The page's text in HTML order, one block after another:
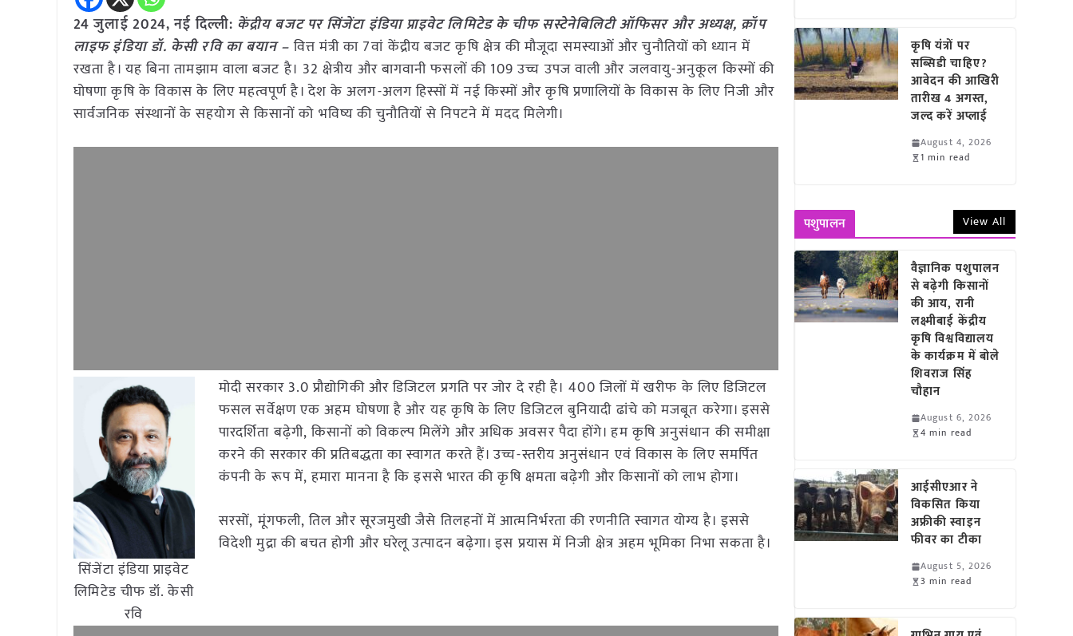
24 जुलाई 2024, नई दिल्ली: केंद्रीय बजट पर सिंजेंटा इंडिया प्राइवेट लिमिटेड के चीफ सस्टेनेबिलिटी ऑफिसर और अध्यक्ष, क्रॉप
लाइफ इंडिया डॉ. केसी रवि का बयान –वित्त मंत्री का 7वां केंद्रीय बजट कृषि क्षेत्र की मौजूदा समस्याओं और चुनौतियों को ध्यान में
रखता है। यह बिना तामझाम वाला बजट है। 32 क्षेत्रीय और बागवानी फसलों की 109 उच्च उपज वाली और जलवायु-अनुकूल किस्मों की
घोषणा कृषि के विकास के लिए महत्वपूर्ण है। देश के अलग-अलग हिस्सों में नई किस्मों और कृषि प्रणालियों के विकास के लिए निजी और
सार्वजनिक संस्थानों के सहयोग से किसानों को भविष्य की चुनौतियों से निपटने में मदद मिलेगी।
सिंजेंटा इंडिया प्राइवेट
लिमिटेड चीफ डॉ. केसी
रवि
मोदी सरकार 3.0 प्रौद्योगिकी और डिजिटल प्रगति पर जोर दे रही है। 400 जिलों में खरीफ के लिए डिजिटल
फसल सर्वेक्षण एक अहम घोषणा है और यह कृषि के लिए डिजिटल बुनियादी ढांचे को मजबूत करेगा। इससे
पारदर्शिता बढ़ेगी, किसानों को विकल्प मिलेंगे और अधिक अवसर पैदा होंगे। हम कृषि अनुसंधान की समीक्षा
करने की सरकार की प्रतिबद्धता का स्वागत करते हैं। उच्च-स्तरीय अनुसंधान एवं विकास के लिए समर्पित
कंपनी के रूप में, हमारा मानना है कि इससे भारत की कृषि क्षमता बढ़ेगी और किसानों को लाभ होगा।
सरसों, मूंगफली, तिल और सूरजमुखी जैसे तिलहनों में आत्मनिर्भरता की रणनीति स्वागत योग्य है। इससे
विदेशी मुद्रा की बचत होगी और घरेलू उत्पादन बढ़ेगा। इस प्रयास में निजी क्षेत्र अहम भूमिका निभा सकता है।
कृषि यंत्रों पर
सब्सिडी चाहिए?
आवेदन की आखिरी
तारीख 4 अगस्त,
जल्द करें अप्लाई
August 4, 2026
1 min read
पशुपालन View All
वैज्ञानिक पशुपालन
से बढ़ेगी किसानों
की आय, रानी
लक्ष्मीबाई केंद्रीय
कृषि विश्वविद्यालय
के कार्यक्रम में बोले
शिवराज सिंह
चौहान
August 6, 2026
4 min read
आईसीएआर ने
विकसित किया
अफ्रीकी स्वाइन
फीवर का टीका
August 5, 2026
3 min read